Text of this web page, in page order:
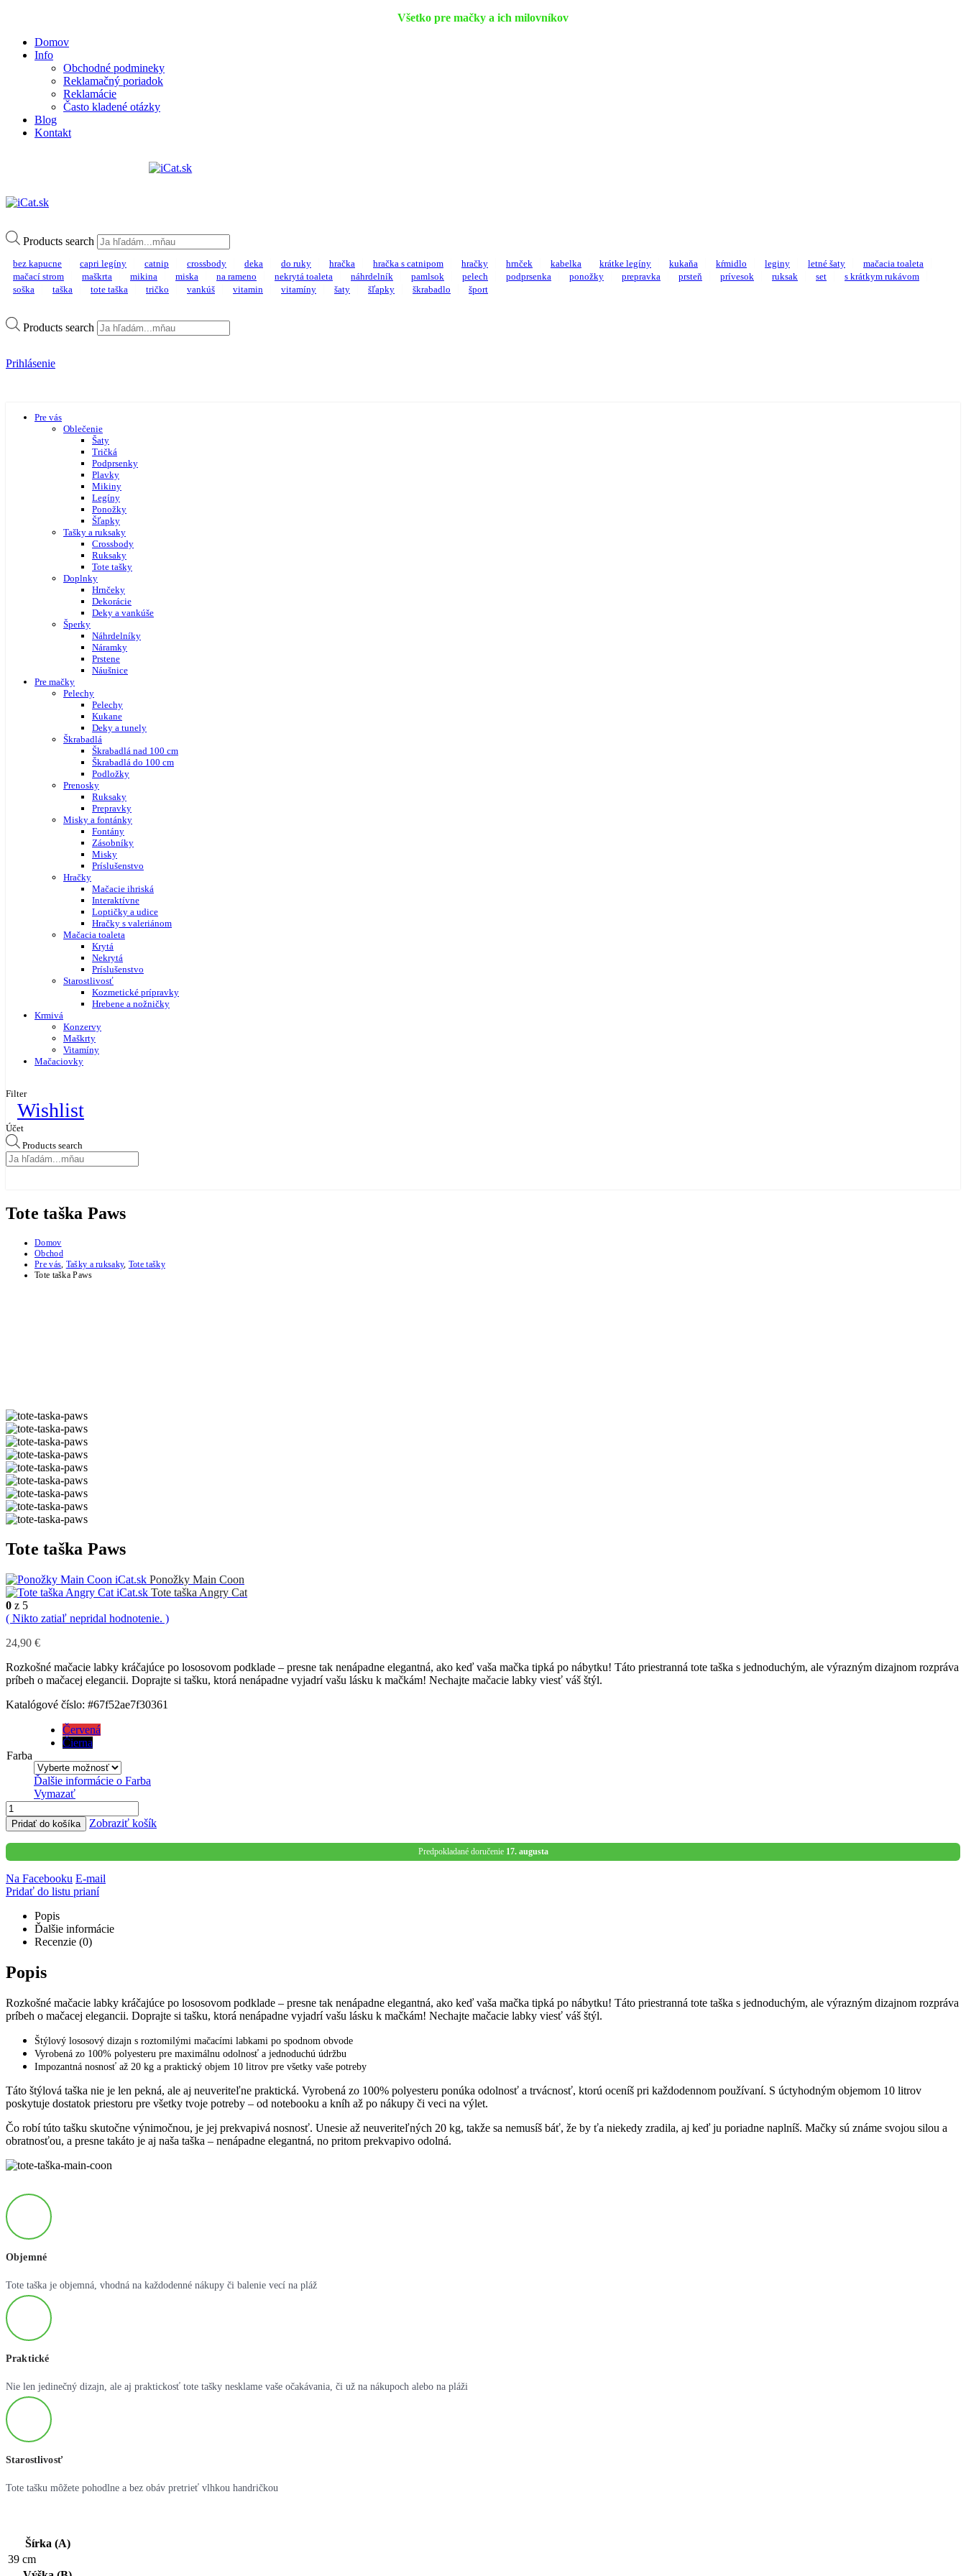
Všetko pre mačky a ich milovníkov
Domov
Info
Obchodné podmineky
Reklamačný poriadok
Reklamácie
Často kladené otázky
Blog
Kontakt
Products search
bez kapucne capri legíny catnip crossbody deka do ruky hračka hračka s catnipom hračky hrnček kabelka krátke legíny kukaňa kŕmidlo leginy letné šaty
mačacia toaleta
mačací strom
maškrta mikina miska na rameno nekrytá toaleta náhrdelník pamlsok pelech podprsenka ponožky prepravka prsteň prívesok ruksak set
s krátkym rukávom
soška
taška tote taška tričko vankúš vitamin vitamíny šaty šľapky škrabadlo šport
Products search
Prihlásenie
Pre vás
Oblečenie
Šaty
Tričká
Podprsenky
Plavky
Mikiny
Legíny
Ponožky
Šľapky
Tašky a ruksaky
Crossbody
Ruksaky
Tote tašky
Doplnky
Hrnčeky
Dekorácie
Deky a vankúše
Šperky
Náhrdelníky
Náramky
Prstene
Náušnice
Pre mačky
Pelechy
Pelechy
Kukane
Deky a tunely
Škrabadlá
Škrabadlá nad 100 cm
Škrabadlá do 100 cm
Podložky
Prenosky
Ruksaky
Prepravky
Misky a fontánky
Fontány
Zásobníky
Misky
Príslušenstvo
Hračky
Mačacie ihriská
Interaktívne
Loptičky a udice
Hračky s valeriánom
Mačacia toaleta
Krytá
Nekrytá
Príslušenstvo
Starostlivosť
Kozmetické prípravky
Hrebene a nožničky
Krmivá
Konzervy
Maškrty
Vitamíny
Mačaciovky
Filter
Wishlist
Účet
Products search
Tote taška Paws
Domov
Obchod
Pre vás Tašky a ruksaky, Tote tašky
Tote taška Paws
Tote taška Paws
Ponožky Main Coon
Tote taška Angry Cat
0 z 5
( Nikto zatiaľ nepridal hodnotenie. )
24,90 €
Rozkošné mačacie labky kráčajúce po lososovom podklade – presne tak nenápadne elegantná, ako keď vaša mačka tipká po nábytku! Táto priestranná tote taška s jednoduchým, ale výrazným dizajnom rozpráva
príbeh o mačacej elegancii. Doprajte si tašku, ktorá nenápadne vyjadrí vašu lásku k mačkám! Nechajte mačacie labky viesť váš štýl.
Katalógové číslo: #67f52ae7f30361
Farba
Červená
Čierna
Ďalšie informácie o Farba
Vymazať
Pridať do košíka Zobraziť košík
Predpokladané doručenie 17. augusta
Na Facebooku E-mail
Pridať do listu prianí
Popis
Ďalšie informácie
Recenzie (0)
Popis
Rozkošné mačacie labky kráčajúce po lososovom podklade – presne tak nenápadne elegantná, ako keď vaša mačka tipká po nábytku! Táto priestranná tote taška s jednoduchým, ale výrazným dizajnom rozpráva
príbeh o mačacej elegancii. Doprajte si tašku, ktorá nenápadne vyjadrí vašu lásku k mačkám! Nechajte mačacie labky viesť váš štýl.
Štýlový lososový dizajn s roztomilými mačacími labkami po spodnom obvode
Vyrobená zo 100% polyesteru pre maximálnu odolnosť a jednoduchú údržbu
Impozantná nosnosť až 20 kg a praktický objem 10 litrov pre všetky vaše potreby
Táto štýlová taška nie je len pekná, ale aj neuveriteľne praktická. Vyrobená zo 100% polyesteru ponúka odolnosť a trvácnosť, ktorú oceníš pri každodennom používaní. S úctyhodným objemom 10 litrov
poskytuje dostatok priestoru pre všetky tvoje potreby – od notebooku a kníh až po nákupy či veci na výlet.
Čo robí túto tašku skutočne výnimočnou, je jej prekvapivá nosnosť. Unesie až neuveriteľných 20 kg, takže sa nemusíš báť, že by ťa niekedy zradila, aj keď ju poriadne naplníš. Mačky sú známe svojou silou a
obratnosťou, a presne takáto je aj naša taška – nenápadne elegantná, no pritom prekvapivo odolná.
Objemné
Tote taška je objemná, vhodná na každodenné nákupy či balenie vecí na pláž
Praktické
Nie len jedinečný dizajn, ale aj praktickosť tote tašky nesklame vaše očakávania, či už na nákupoch alebo na pláži
Starostlivosť
Tote tašku môžete pohodlne a bez obáv pretrieť vlhkou handričkou
Šírka (A)
39 cm